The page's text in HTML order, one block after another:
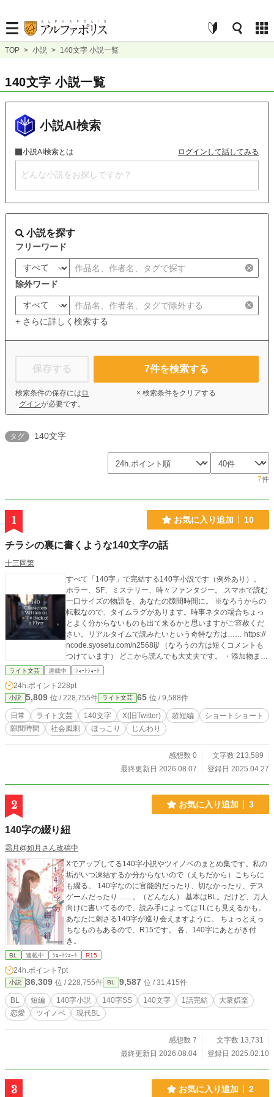
TOP > 小説 > 140文字 小説一覧
140文字 小説一覧
小説AI検索
小説AI検索とは ログインして話してみる
小説を探す
フリーワード
除外ワード
+ さらに詳しく検索する
保存する
検索条件の保存には ロ
グインが必要です。
7件を検索する
× 検索条件をクリアする
タグ 140文字
7件
1 お気に入り追加 10
チラシの裏に書くような140文字の話
十三岡繁
すべて「140字」で完結する140字小説です（例外あり）。
ホラー、SF、ミステリー、時々ファンタジー。 スマホで読む
一口サイズの物語を、あなたの隙間時間に。 ※なろうからの
転載なので、タイムラグがあります。時事ネタの場合ちょっ
とよく分からないものも出て来るかと思いますがご容赦くだ
さい。リアルタイムで読みたいという奇特な方は…… https://
ncode.syosetu.com/n2568ij/ （なろうの方は短くコメントも
つけています） どこから読んでも大丈夫です。 ・添加物まみ
れの食生活により、血の品質低下に嘆く吸血鬼の話 ・高層マ
した男の話 etc… ※140字というのはツィッター【現X】の文
字数制限です。 折角？なので、140字以内ではなくジャスト1
40字で書いてます。 ホラー、SF、ミステリー、ファンタジ
ー…色々とふれ幅は大きくしていこうと思います。 面白いと
思ったものがあれば、感想など頂ければ書き続けるモチベー
いような気がします。 その場で思い浮かんだものもあれば、
いつか書こうと思ってネタ帳に書いてあったものを、 ごく短
ゃいますね。 説明も加筆できないので、フィクションだけの
投稿になりそのうち怒られそうです＾＾；。
ライト文芸 連載中 ｼｮｰﾄｼｮｰﾄ
24h.ポイント 228pt
小説 5,809 位 / 228,755件 ライト文芸 65 位 / 9,588件
日常 ライト文芸 140文字 X(旧Twitter) 超短編
ショートショート
隙間時間
社会風刺 ほっこり じんわり
感想数 0
文字数 213,589
最終更新日 2026.08.07
登録日 2025.04.27
2 お気に入り追加 3
140字の綴り紐
霜月@如月さん改稿中
Xでアップしてる140字小説やツイノベのまとめ集です。私の
垢がいつ凍結するか分からないので（えちだから）こちらに
も綴る。 140字なのに官能的だったり、切なかったり、デス
ゲームだったり……。（どんなん） 基本はBL。だけど、万人
向けに書いてるので、読み手によってはTLにも見えるかも。
あなたに刺さる140字が巡り会えますように。 ちょっとえっ
ちなものもあるので、R15です。 各、140字にあとがき付
き。
BL 連載中 ｼｮｰﾄｼｮｰﾄ R15
24h.ポイント 7pt
小説 36,309 位 / 228,755件 BL 9,587 位 / 31,415件
BL 短編 140字小説 140字SS 140文字 1話完結
大衆娯楽
恋愛
ツイノベ 現代BL
感想数 7
文字数 13,731
最終更新日 2026.08.04
登録日 2025.02.10
3 お気に入り追加 2